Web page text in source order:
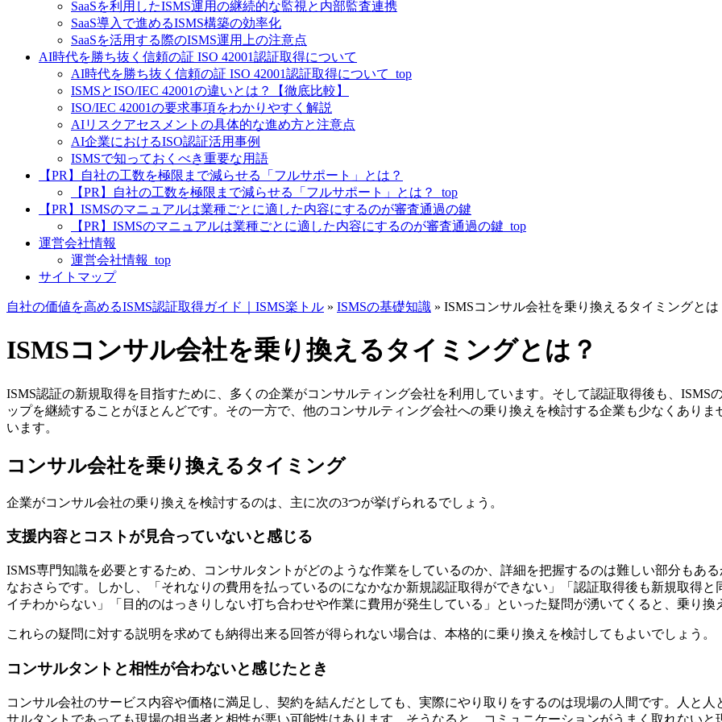
SaaSを利用したISMS運用の継続的な監視と内部監査連携
SaaS導入で進めるISMS構築の効率化
SaaSを活用する際のISMS運用上の注意点
AI時代を勝ち抜く信頼の証 ISO 42001認証取得について
AI時代を勝ち抜く信頼の証 ISO 42001認証取得について_top
ISMSとISO/IEC 42001の違いとは？【徹底比較】
ISO/IEC 42001の要求事項をわかりやすく解説
AIリスクアセスメントの具体的な進め方と注意点
AI企業におけるISO認証活用事例
ISMSで知っておくべき重要な用語
【PR】自社の工数を極限まで減らせる「フルサポート」とは？
【PR】自社の工数を極限まで減らせる「フルサポート」とは？_top
【PR】ISMSのマニュアルは業種ごとに適した内容にするのが審査通過の鍵
【PR】ISMSのマニュアルは業種ごとに適した内容にするのが審査通過の鍵_top
運営会社情報
運営会社情報_top
サイトマップ
自社の価値を高めるISMS認証取得ガイド｜ISMS楽トル » ISMSの基礎知識 » ISMSコンサル会社を乗り換えるタイミングとは
ISMSコンサル会社を乗り換えるタイミングとは？
ISMS認証の新規取得を目指すために、多くの企業がコンサルティング会社を利用しています。そして認証取得後も、
ップを継続することがほとんどです。その一方で、他のコンサルティング会社への乗り換えを検討する企業も少なくあり
います。
コンサル会社を乗り換えるタイミング
企業がコンサル会社の乗り換えを検討するのは、主に次の3つが挙げられるでしょう。
支援内容とコストが見合っていないと感じる
ISMS専門知識を必要とするため、コンサルタントがどのような作業をしているのか、詳細を把握するのは難しい部分もあ
なおさらです。しかし、「それなりの費用を払っているのになかなか新規認証取得ができない」「認証取得後も新規取得
イチわからない」「目的のはっきりしない打ち合わせや作業に費用が発生している」といった疑問が湧いてくると、乗り
これらの疑問に対する説明を求めても納得出来る回答が得られない場合は、本格的に乗り換えを検討してもよいでしょう。
コンサルタントと相性が合わないと感じたとき
コンサル会社のサービス内容や価格に満足し、契約を結んだとしても、実際にやり取りをするのは現場の人間です。人と
サルタントであっても現場の担当者と相性が悪い可能性はあります。そうなると、コミュニケーションがうまく取れない